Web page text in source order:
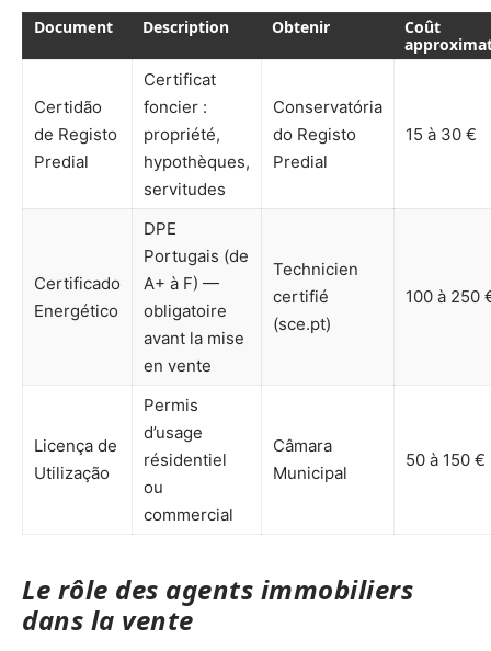
Document Description Obtenir
Coût
Certidão
de Registo
Predial
Certificat
foncier :
propriété,
hypothèques,
servitudes
Conservatória
do Registo
Predial
15 à 30 €
Certificado
Energético
DPE
Portugais (de
A+ à F) —
obligatoire
avant la mise
en vente
Technicien
certifié
(sce.pt)
100 à 250
Licença de
Utilização
Permis
d’usage
résidentiel
ou
commercial
Câmara
Municipal
50 à 150 €
Le rôle des agents immobiliers
dans la vente